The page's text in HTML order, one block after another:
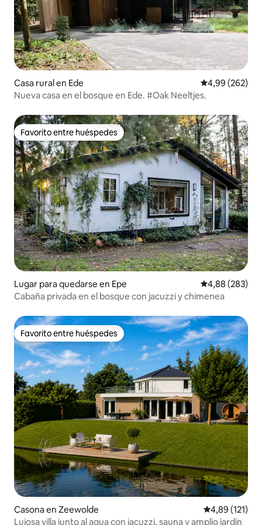
Casa rural en Ede Calificación
4,99 (262)
Nueva casa en el bosque en Ede. #Oak Neeltjes.
Favorito entre huéspedes
Favorito entre huéspedes
Lugar para quedarse en Epe Calificación
4,88 (283)
Cabaña privada en el bosque con jacuzzi y chimenea
Favorito entre huéspedes
Favorito entre huéspedes
Casona en Zeewolde Calificación
4,89 (121)
Lujosa villa junto al agua con jacuzzi, sauna y amplio jardín